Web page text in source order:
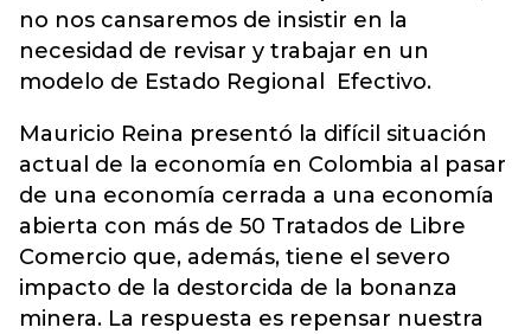
no nos cansaremos de insistir en la
necesidad de revisar y trabajar en un
modelo de Estado Regional Efectivo.
Mauricio Reina presentó la difícil situación
actual de la economía en Colombia al pasar
de una economía cerrada a una economía
abierta con más de 50 Tratados de Libre
Comercio que, además, tiene el severo
impacto de la destorcida de la bonanza
minera. La respuesta es repensar nuestra